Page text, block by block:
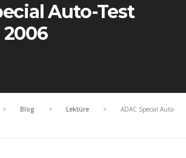
Auto-Test
> Blog > Lektüre >
ADAC Special Auto-